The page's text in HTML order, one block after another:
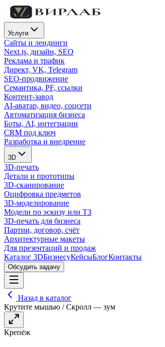
Услуги
Сайты и лендинги
Next.js, дизайн, SEO
Реклама и трафик
Директ, VK, Telegram
SEO-продвижение
Семантика, PF, ссылки
Контент-завод
AI-аватар, видео, соцсети
Автоматизация бизнеса
Боты, AI, интеграции
CRM под ключ
Разработка и внедрение
3D
3D-печать
Детали и прототипы
3D-сканирование
Оцифровка предметов
3D-моделирование
Модели по эскизу или ТЗ
3D-печать для бизнеса
Партии, договор, счёт
Архитектурные макеты
Для презентаций и продаж
Каталог 3DБизнесуКейсыБлогКонтакты
Обсудить задачу
Назад в каталог
Крутите мышью / Скролл — зум
Крепёж